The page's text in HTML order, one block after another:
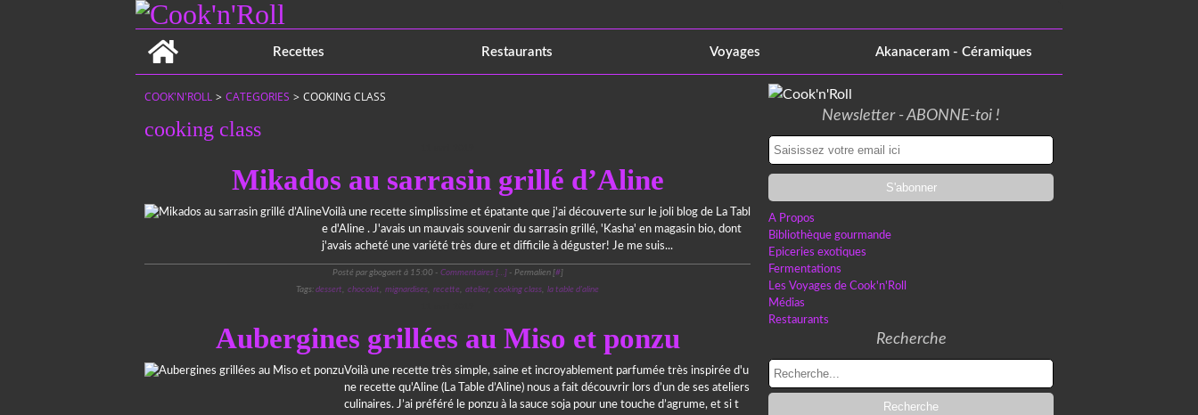
Recettes
Restaurants Voyages Akanaceram - Céramiques
COOK'N'ROLL > CATEGORIES > COOKING CLASS
cooking class
Mikados au sarrasin grillé d’Aline
Voilà une recette simplissime et épatante que j'ai découverte sur le joli blog de La Tabl
e d'Aline . J'avais un mauvais souvenir du sarrasin grillé, 'Kasha' en magasin bio, dont
j'avais acheté une variété très dure et difficile à déguster! Je me suis...
Posté par gbogaert à 15:00 - Commentaires […]- Permalien [#]
Tags: dessert, chocolat, mignardises, recette, atelier, cooking class, la table d'aline
Aubergines grillées au Miso et ponzu
Voilà une recette très simple, saine et incroyablement parfumée très inspirée d'u
ne recette qu'Aline (La Table d’Aline) nous a fait découvrir lors d’un de ses ateliers
culinaires. J’ai préféré le ponzu à la sauce soja pour une touche d’agrume, et si t
Newsletter - ABONNE-toi !
A Propos
Bibliothèque gourmande
Epiceries exotiques
Fermentations
Les Voyages de Cook'n'Roll
Médias
Restaurants
Recherche